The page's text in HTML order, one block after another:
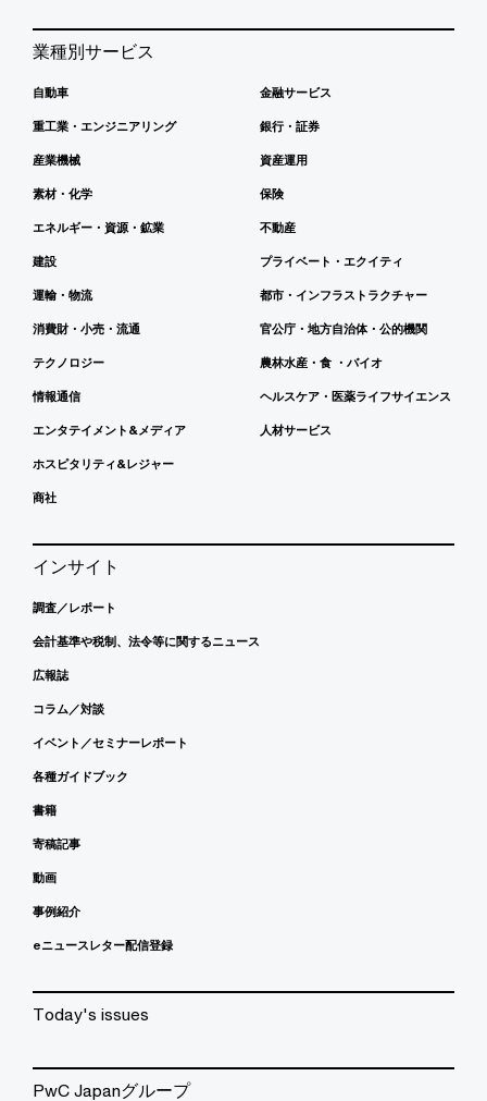
業種別サービス
自動車
重工業・エンジニアリング
産業機械
素材・化学
エネルギー・資源・鉱業
建設
運輸・物流
消費財・小売・流通
テクノロジー
情報通信
エンタテイメント&メディア
ホスピタリティ&レジャー
商社
金融サービス
銀行・証券
資産運用
保険
不動産
プライベート・エクイティ
都市・インフラストラクチャー
官公庁・地方自治体・公的機関
農林水産・食 ・バイオ
ヘルスケア・医薬ライフサイエンス
人材サービス
インサイト
調査／レポート
会計基準や税制、法令等に関するニュース
広報誌
コラム／対談
イベント／セミナーレポート
各種ガイドブック
書籍
寄稿記事
動画
事例紹介
eニュースレター配信登録
Today's issues
PwC Japanグループ